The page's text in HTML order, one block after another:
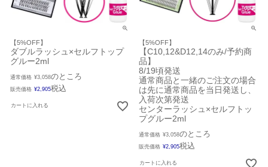
【5%OFF】
ダブルラッシュ×セルフトップ
グルー2ml
通常価格 ¥3,058のところ
販売価格 ¥2,905税込
カートに入れる
【5%OFF】
【C10,12&D12,14のみ/予約商
品】
8/19頃発送
通常商品と一緒のご注文の場合
は先に通常商品を当日発送し、
入荷次第発送
センターラッシュ×セルフトッ
プグルー2ml
通常価格 ¥3,058のところ
販売価格 ¥2,905税込
カートに入れる